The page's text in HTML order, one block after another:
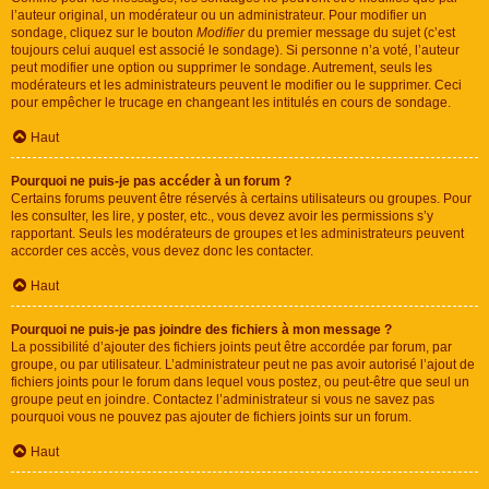
l’auteur original, un modérateur ou un administrateur. Pour modifier un
sondage, cliquez sur le bouton Modifierdu premier message du sujet (c’est
toujours celui auquel est associé le sondage). Si personne n’a voté, l’auteur
peut modifier une option ou supprimer le sondage. Autrement, seuls les
modérateurs et les administrateurs peuvent le modifier ou le supprimer. Ceci
pour empêcher le trucage en changeant les intitulés en cours de sondage.
Haut
Pourquoi ne puis-je pas accéder à un forum ?
Certains forums peuvent être réservés à certains utilisateurs ou groupes. Pour
les consulter, les lire, y poster, etc., vous devez avoir les permissions s’y
rapportant. Seuls les modérateurs de groupes et les administrateurs peuvent
accorder ces accès, vous devez donc les contacter.
Haut
Pourquoi ne puis-je pas joindre des fichiers à mon message ?
La possibilité d’ajouter des fichiers joints peut être accordée par forum, par
groupe, ou par utilisateur. L’administrateur peut ne pas avoir autorisé l’ajout de
fichiers joints pour le forum dans lequel vous postez, ou peut-être que seul un
groupe peut en joindre. Contactez l’administrateur si vous ne savez pas
pourquoi vous ne pouvez pas ajouter de fichiers joints sur un forum.
Haut